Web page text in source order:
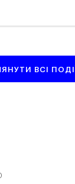
ВСІ ПОДІЇ